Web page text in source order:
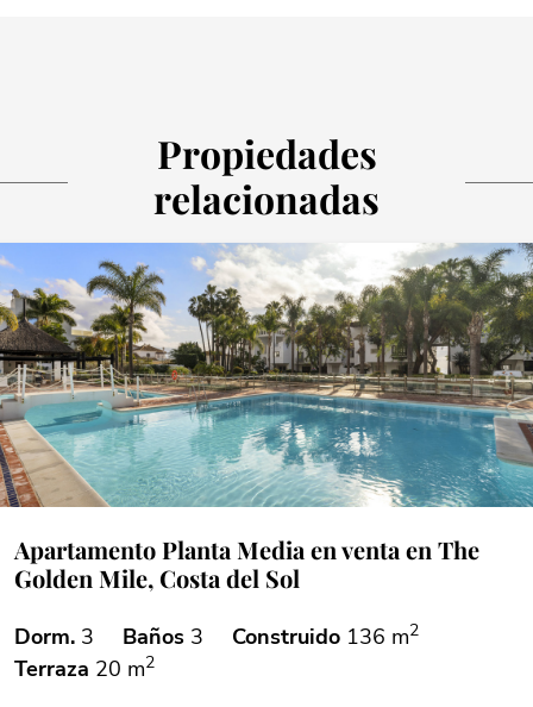
Propiedades
relacionadas
Apartamento Planta Media en venta en The
Golden Mile, Costa del Sol
Dorm. 3 Baños 3 Construido 136 m2
Terraza 20 m2